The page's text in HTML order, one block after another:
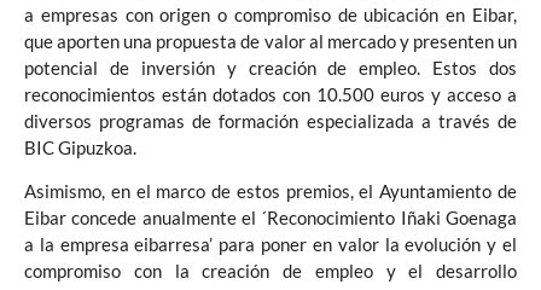
a empresas con origen o compromiso de ubicación en Eibar,
que aporten una propuesta de valor al mercado y presenten un
potencial de inversión y creación de empleo. Estos dos
reconocimientos están dotados con 10.500 euros y acceso a
diversos programas de formación especializada a través de
BIC Gipuzkoa.
Asimismo, en el marco de estos premios, el Ayuntamiento de
Eibar concede anualmente el ´Reconocimiento Iñaki Goenaga
a la empresa eibarresa’ para poner en valor la evolución y el
compromiso con la creación de empleo y el desarrollo